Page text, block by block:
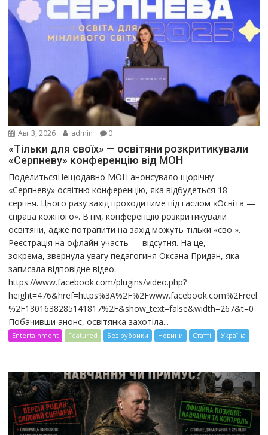
Авг 3, 2026 admin 0
«Тільки для своїх» — освітяни розкритикували
«Серпневу» конференцію від МОН
ПоделитьсяНещодавно МОН анонсувало щорічну
«Серпневу» освітню конференцію, яка відбудеться 18
серпня. Цього разу захід проходитиме під гаслом «Освіта —
справа кожного». Втім, конференцію розкритикували
освітяни, адже потрапити на захід можуть тільки «свої».
Реєстрація на офлайн-участь — відсутня. На це,
зокрема, звернула увагу педагогиня Оксана Придан, яка
записала відповідне відео.
https://www.facebook.com/plugins/video.php?
height=476&href=https%3A%2F%2Fwww.facebook.com%2Freel
%2F1301638285141817%2F&show_text=false&width=267&t=0
Побачивши анонс, освітянка захотіла...
Entertainment Featured Без рубрики Новини Статті Україна